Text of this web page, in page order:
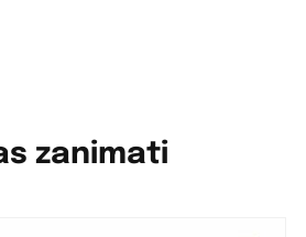
zanimati